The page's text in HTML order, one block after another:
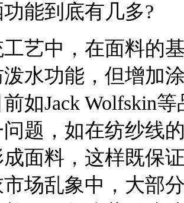
能到底有几多?
中，在面料的基
水功能，但增加
如Jack Wolfskin
题，如在纺纱线
面料，这样既保
场乱象中，大部